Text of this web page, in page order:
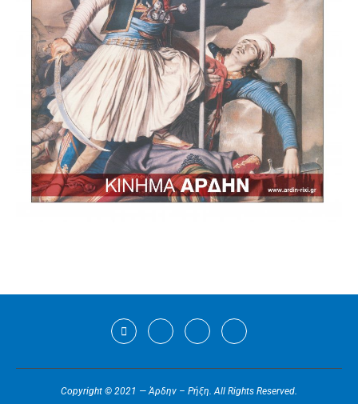
Copyright © 2021 — Άρδην – Ρήξη. All Rights Reserved.